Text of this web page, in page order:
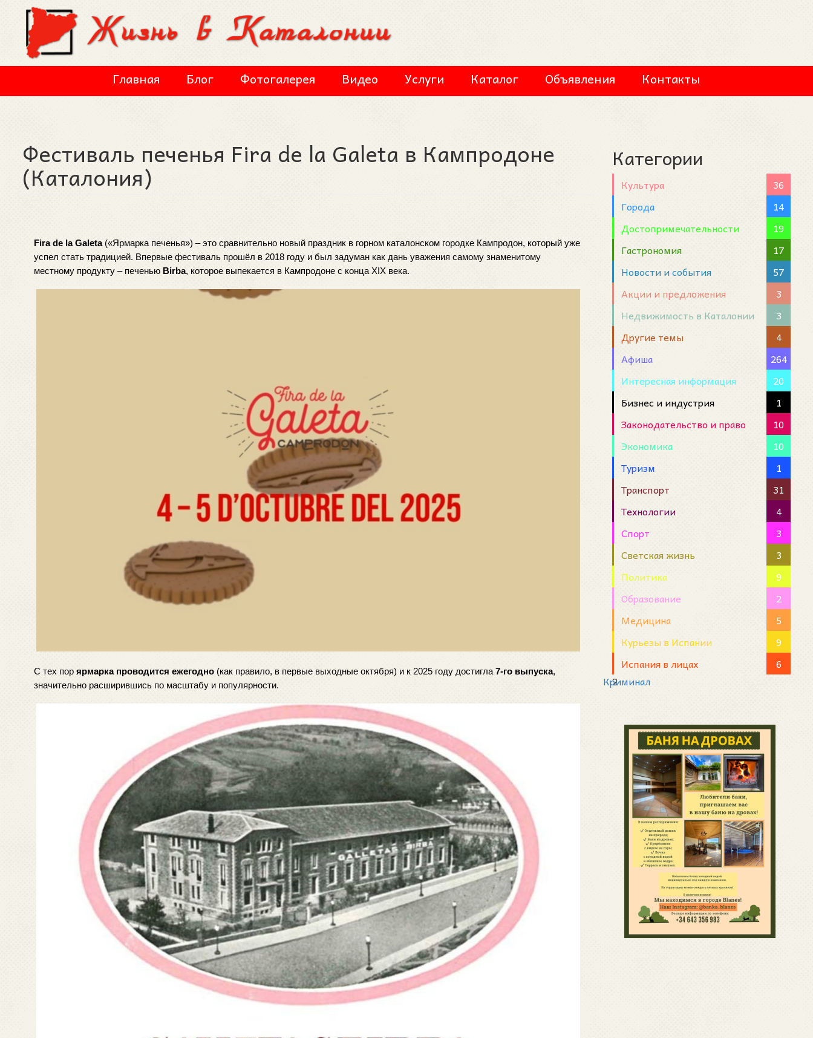
Перейти к основному содержанию
Главная Блог Фотогалерея Видео Услуги Каталог Объявления Контакты
Фестиваль печенья Fira de la Galeta в Кампродоне
(Каталония)
Fira de la Galeta («Ярмарка печенья») – это сравнительно новый праздник в горном каталонском городке Кампродон, который уже
успел стать традицией. Впервые фестиваль прошёл в 2018 году и был задуман как дань уважения самому знаменитому
местному продукту – печенью Birba, которое выпекается в Кампродоне с конца XIX века.
С тех пор ярмарка проводится ежегодно (как правило, в первые выходные октября) и к 2025 году достигла 7-го выпуска,
значительно расширившись по масштабу и популярности.
Категории
Культура
36
Города
14
Достопримечательности
19
Гастрономия
17
Новости и события
57
Акции и предложения
3
Недвижимость в Каталонии
3
Другие темы
4
Афиша
264
Интересная информация
20
Бизнес и индустрия
1
Законодательство и право
10
Экономика
10
Туризм
1
Транспорт
31
Технологии
4
Спорт
3
Светская жизнь
3
Политика
9
Образование
2
Медицина
5
Курьезы в Испании
9
Испания в лицах
6
Криминал
2